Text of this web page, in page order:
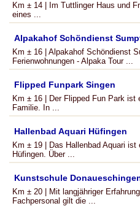
Km ± 14 | Im Tuttlinger Haus und
eines ...
Alpakahof Schöndienst
Km ± 16 | Alpakahof Schöndienst
Ferienwohnungen - Alpaka Tour ...
Flipped Funpark Singen
Km ± 16 | Der Flipped Fun Park
Familie. In ...
Hallenbad Aquari Hüfingen
Km ± 19 | Das Hallenbad Aquari
Hüfingen. Über ...
Kunstschule
Km ± 20 | Mit langjähriger
Fachpersonal gilt die ...